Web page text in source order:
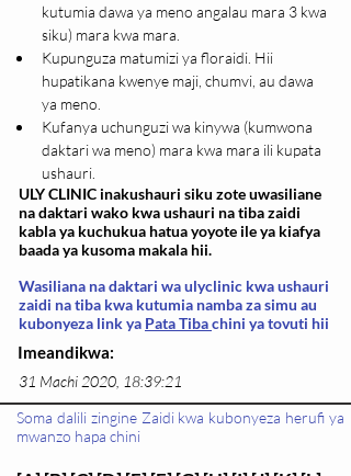
kutumia dawa ya meno angalau mara 3 kwa
siku) mara kwa mara.
Kupunguza matumizi ya floraidi. Hii
hupatikana kwenye maji, chumvi, au dawa
ya meno.
Kufanya uchunguzi wa kinywa (kumwona
daktari wa meno) mara kwa mara ili kupata
ushauri.
ULY CLINIC inakushauri siku zote uwasiliane
na daktari wako kwa ushauri na tiba zaidi
kabla ya kuchukua hatua yoyote ile ya kiafya
baada ya kusoma makala hii.
Wasiliana na daktari wa ulyclinic kwa ushauri
zaidi na tiba kwa kutumia namba za simu au
kubonyeza link ya Pata Tibachini ya tovuti hii
Imeandikwa:
31 Machi 2020, 18:39:21
Soma dalili zingine Zaidi kwa kubonyeza herufi ya
mwanzo hapa chini